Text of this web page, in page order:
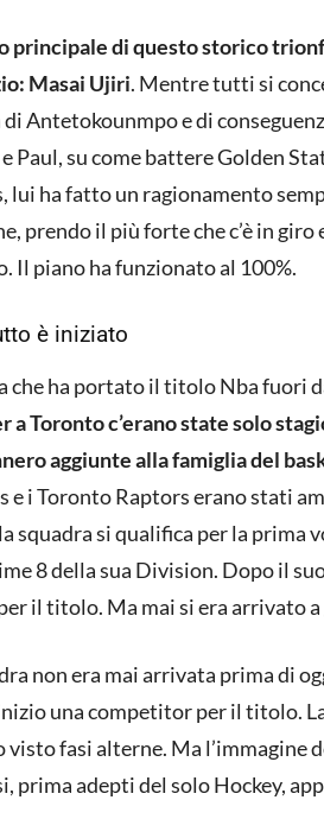
principale di questo storico
Masai Ujiri. Mentre tutti si
Antetokounmpo e di
Paul, su come battere Golden
lui ha fatto un ragionamento
prendo il più forte che c’è in
Il piano ha funzionato al 100%.
è iniziato
che ha portato il titolo Nba fuori
a Toronto c’erano state solo
aggiunte alla famiglia del
e i Toronto Raptors erano stati
squadra si qualifica per la prima
8 della sua Division. Dopo il
il titolo. Ma mai si era arrivato
non era mai arrivata prima di
una competitor per il titolo.
visto fasi alterne. Ma
prima adepti del solo Hockey,